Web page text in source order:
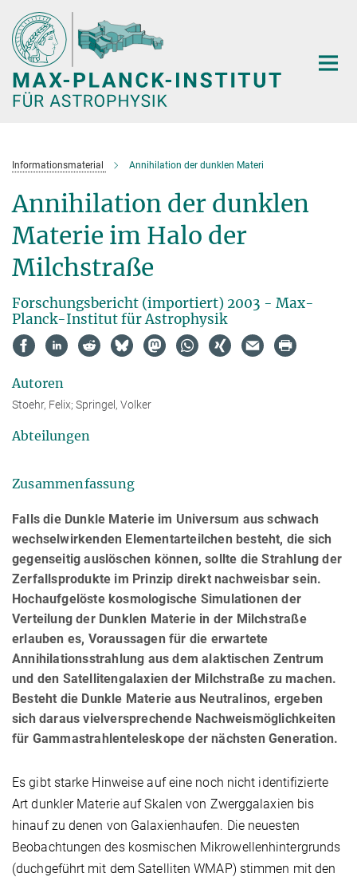
Hauptinhalt
Informationsmaterial Annihilation der dunklen Materi
Annihilation der dunklen
Materie im Halo der
Milchstraße
Forschungsbericht (importiert) 2003 - Max-
Planck-Institut für Astrophysik
Autoren
Stoehr, Felix; Springel, Volker
Abteilungen
Zusammenfassung
Falls die Dunkle Materie im Universum aus schwach
wechselwirkenden Elementarteilchen besteht, die sich
gegenseitig auslöschen können, sollte die Strahlung der
Zerfallsprodukte im Prinzip direkt nachweisbar sein.
Hochaufgelöste kosmologische Simulationen der
Verteilung der Dunklen Materie in der Milchstraße
erlauben es, Voraussagen für die erwartete
Annihilationsstrahlung aus dem alaktischen Zentrum
und den Satellitengalaxien der Milchstraße zu machen.
Besteht die Dunkle Materie aus Neutralinos, ergeben
sich daraus vielversprechende Nachweismöglichkeiten
für Gammastrahlenteleskope der nächsten Generation.
Es gibt starke Hinweise auf eine noch nicht identifizierte
Art dunkler Materie auf Skalen von Zwerggalaxien bis
hinauf zu denen von Galaxienhaufen. Die neuesten
Beobachtungen des kosmischen Mikrowellenhintergrunds
(duchgeführt mit dem Satelliten WMAP) stimmen mit den